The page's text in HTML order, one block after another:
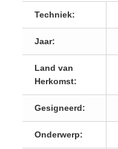
Techniek:
Jaar:
Land van
Herkomst:
Gesigneerd:
Onderwerp: